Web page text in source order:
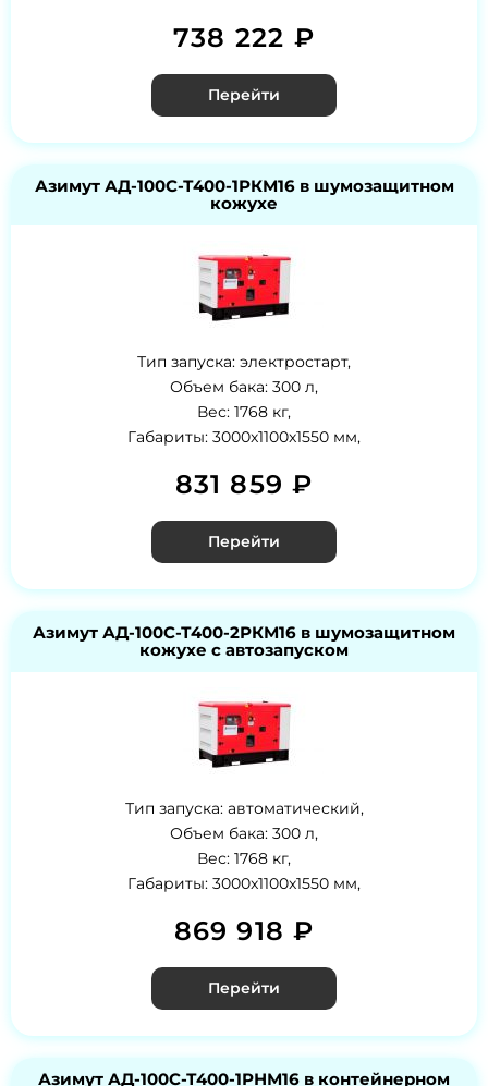
738 222 ₽
Перейти
Азимут АД-100С-Т400-1РКМ16 в шумозащитном
кожухе
Тип запуска: электростарт,
Объем бака: 300 л,
Вес: 1768 кг,
Габариты: 3000x1100x1550 мм,
831 859 ₽
Перейти
Азимут АД-100С-Т400-2РКМ16 в шумозащитном
кожухе с автозапуском
Тип запуска: автоматический,
Объем бака: 300 л,
Вес: 1768 кг,
Габариты: 3000x1100x1550 мм,
869 918 ₽
Перейти
Азимут АД-100С-Т400-1РНМ16 в контейнерном